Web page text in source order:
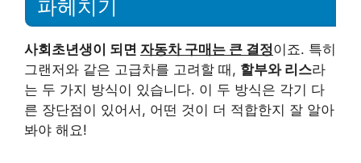
파헤치기
사회초년생이 되면 자동차 구매는 큰 결정이죠. 특히
그랜저와 같은 고급차를 고려할 때, 할부와 리스라
는 두 가지 방식이 있습니다. 이 두 방식은 각기 다
른 장단점이 있어서, 어떤 것이 더 적합한지 잘 알아
봐야 해요!